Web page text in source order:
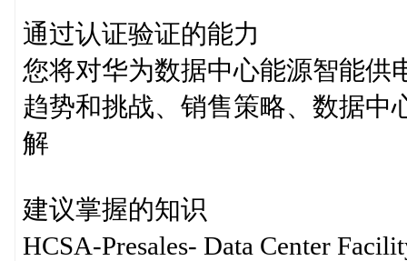
通过认证验证的能力
您将对华为数据中心能源智能供
趋势和挑战、销售策略、数据中
解
建议掌握的知识
HCSA-Presales- Data Center